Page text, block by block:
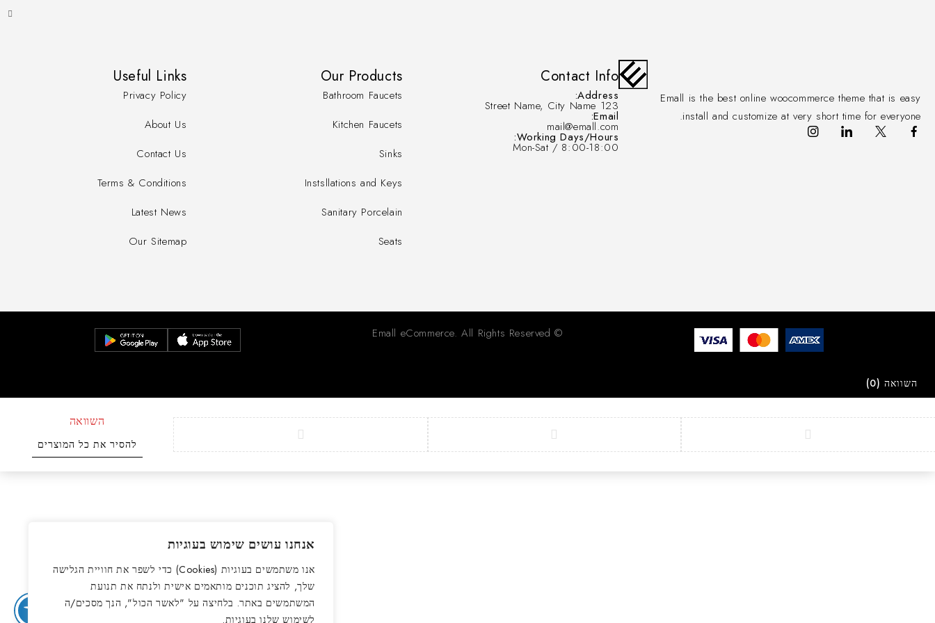
אנחנו עושים שימוש בעוגיות
אנו משתמשים בעוגיות (Cookies) כדי לשפר את חוויית הגלישה
שלך, להציג תוכנים מותאמים אישית ולנתח את תנועת
המשתמשים באתר. בלחיצה על "לאשר הכול", הנך מסכים/ה
לשימוש שלנו בעוגיות.
Emall is the best online woocommerce theme that is easy
install and customize at very short time for everyone.
Contact Info
Address:
123 Street Name, City Name
Email:
mail@emall.com
Working Days/Hours:
Mon-Sat / 8:00-18:00
Our Products
Bathroom Faucets
Kitchen Faucets
Sinks
Instsllations and Keys
Sanitary Porcelain
Seats
Useful Links
Privacy Policy
About Us
Contact Us
Terms & Conditions
Latest News
Our Sitemap
© Emall eCommerce. All Rights Reserved
השוואה (0)
השוואה
להסיר את כל המוצרים